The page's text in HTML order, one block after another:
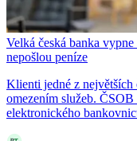
Velká česká banka
nepošlou peníze
Klienti jedné z
omezením služeb.
elektronického